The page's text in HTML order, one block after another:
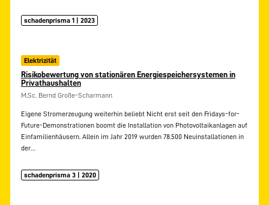
schadenprisma 1 | 2023
Elektrizität
Risikobewertung von stationären Energiespeichersystemen in
Privathaushalten
M.Sc. Bernd Große-Scharmann
Eigene Stromerzeugung weiterhin beliebt Nicht erst seit den Fridays-for-
Future-Demonstrationen boomt die Installation von Photovoltaikanlagen auf
Einfamilienhäusern. Allein im Jahr 2019 wurden 78.500 Neuinstallationen in
der…
schadenprisma 3 | 2020